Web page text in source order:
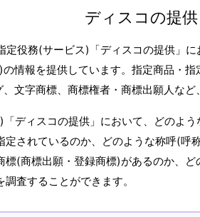
ディスコの提供
定役務(サービス)「ディスコの提供」
情報を提供しています。指定商品・
文字商標、商標権者・商標出願人な
ディスコの提供」において、どのよ
定されているのか、どのような称呼(
標(商標出願・登録商標)があるのか、
査することができます。